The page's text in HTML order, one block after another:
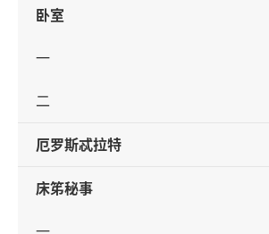
卧室
一
二
厄罗斯忒拉特
床笫秘事